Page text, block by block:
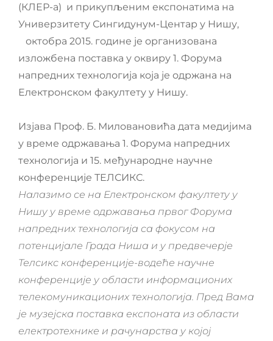
(КЛЕР-а) и прикупљеним експонатима на
Универзитету Сингидунум-Центар у Нишу,
октобра 2015. године је организована
изложбена поставка у оквиру 1. Форума
напредних технологија која је одржана на
Електронском факултету у Нишу.
Изјава Проф. Б. Миловановића дата медијима
у време одржавања 1. Форума напредних
технологија и 15. међународне научне
конференције ТЕЛСИКС.
Налазимо се на Електронском факултету у
Нишу у време одржавања првог Форума
напредних технологија са фокусом на
потенцијале Града Ниша и у предвечерје
Телсикс конференције-водеће научне
конференције у области информационих
телекомуникационих технологија. Пред Вама
је музејска поставка експоната из области
електротехнике и рачунарства у којој